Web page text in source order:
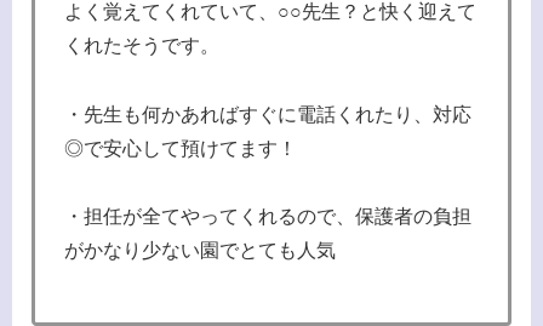
よく覚えてくれていて、○○先生？と快く迎えて
くれたそうです。
・先生も何かあればすぐに電話くれたり、対応
◎で安心して預けてます！
・担任が全てやってくれるので、保護者の負担
がかなり少ない園でとても人気